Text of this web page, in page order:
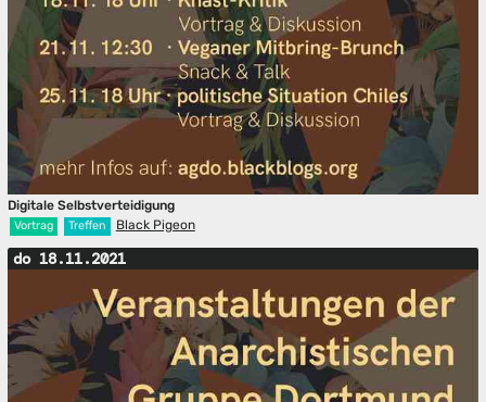
Digitale Selbstverteidigung
Vortrag Treffen Black Pigeon
do 18.11.2021